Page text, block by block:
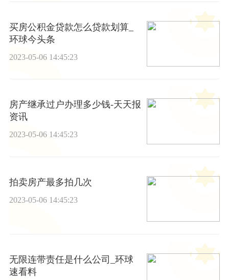
买房公积金贷款怎么贷款划算_
环球今头条
2023-05-06 14:45:23
房产继承过户办理多少钱-天天报
资讯
2023-05-06 14:45:23
拍卖房产最多拍几次
2023-05-06 14:45:23
无限连带责任是什么公司_环球
速看料